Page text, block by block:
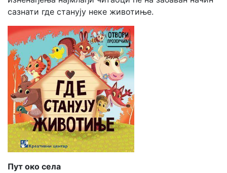
сазнати где станују неке животиње.
Пут око села